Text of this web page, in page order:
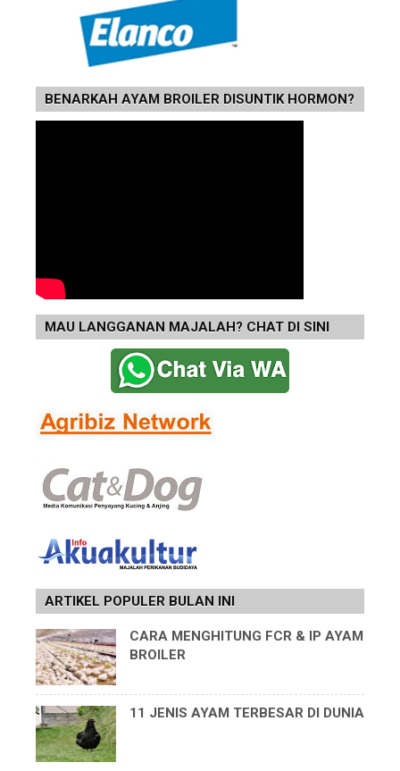
BENARKAH AYAM BROILER DISUNTIK HORMON?
MAU LANGGANAN MAJALAH? CHAT DI SINI
ARTIKEL POPULER BULAN INI
CARA MENGHITUNG FCR & IP AYAM
BROILER
11 JENIS AYAM TERBESAR DI DUNIA